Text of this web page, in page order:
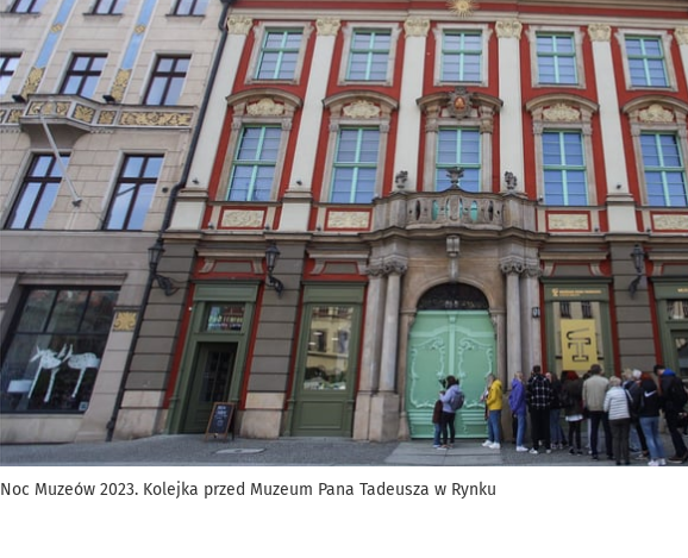
Noc Muzeów 2023. Kolejka przed Muzeum Pana Tadeusza w Rynku